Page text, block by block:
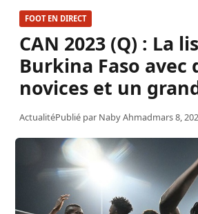
FOOT EN DIRECT
CAN 2023 (Q) : La
Burkina Faso avec
novices et un
ActualitéPublié par Naby Ahmadmars 8,